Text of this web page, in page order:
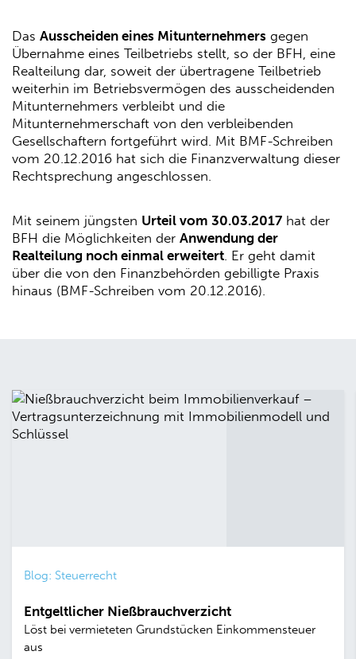
Das Ausscheiden eines Mitunternehmers gegen
Übernahme eines Teilbetriebs stellt, so der BFH, eine
Realteilung dar, soweit der übertragene Teilbetrieb
weiterhin im Betriebsvermögen des ausscheidenden
Mitunternehmers verbleibt und die
Mitunternehmerschaft von den verbleibenden
Gesellschaftern fortgeführt wird. Mit BMF-Schreiben
vom 20.12.2016 hat sich die Finanzverwaltung dieser
Rechtsprechung angeschlossen.
Mit seinem jüngsten Urteil vom 30.03.2017 hat der
BFH die Möglichkeiten der Anwendung der
Realteilung noch einmal erweitert . Er geht damit
über die von den Finanzbehörden gebilligte Praxis
hinaus (BMF-Schreiben vom 20.12.2016).
Blog: Steuerrecht
Entgeltlicher Nießbrauchverzicht
Löst bei vermieteten Grundstücken Einkommensteuer
aus